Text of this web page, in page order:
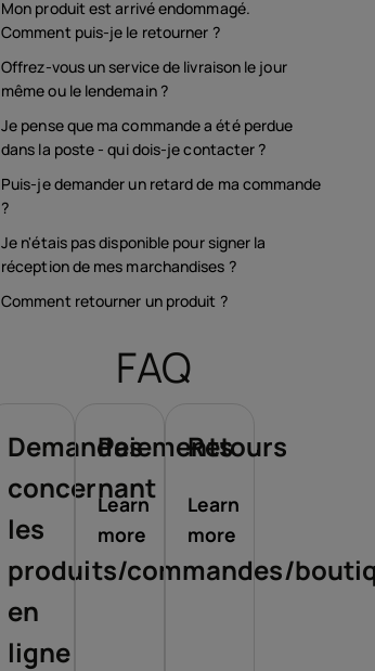
Mon produit est arrivé endommagé.
Comment puis-je le retourner ?
Offrez-vous un service de livraison le jour
même ou le lendemain ?
Je pense que ma commande a été perdue
dans la poste - qui dois-je contacter ?
Puis-je demander un retard de ma commande
?
Je n'étais pas disponible pour signer la
réception de mes marchandises ?
Comment retourner un produit ?
FAQ
Demandes
concernant
les
produits/commandes/
en
ligne
Paiements
Learn
more
Retours
Learn
more